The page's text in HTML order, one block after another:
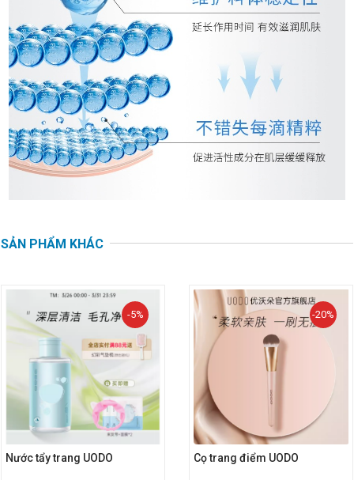
SẢN PHẨM KHÁC
-5%
Nước tẩy trang UODO
-20%
Cọ trang điểm UODO